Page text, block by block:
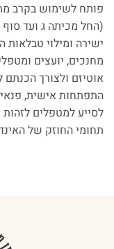
פותח לשימוש בקרב
(החל מכיתה ג ועד
ישירה ומילוי טבלאות
מחנכים, יועצים
אוטיזם ולצורך הכנתם
התפתחות אישית,
לסייע למטפלים
תחומי החוזק של